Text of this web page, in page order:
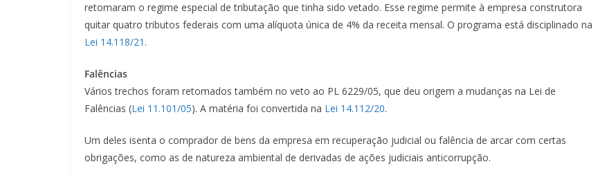
retomaram o regime especial de tributação que tinha sido vetado. Esse regime permite à empresa construtora
quitar quatro tributos federais com uma alíquota única de 4% da receita mensal. O programa está disciplinado na
Lei 14.118/21 .
Falências
Vários trechos foram retomados também no veto ao PL 6229/05, que deu origem a mudanças na Lei de
Falências (Lei 11.101/05). A matéria foi convertida na Lei 14.112/20.
Um deles isenta o comprador de bens da empresa em recuperação judicial ou falência de arcar com certas
obrigações, como as de natureza ambiental de derivadas de ações judiciais anticorrupção.